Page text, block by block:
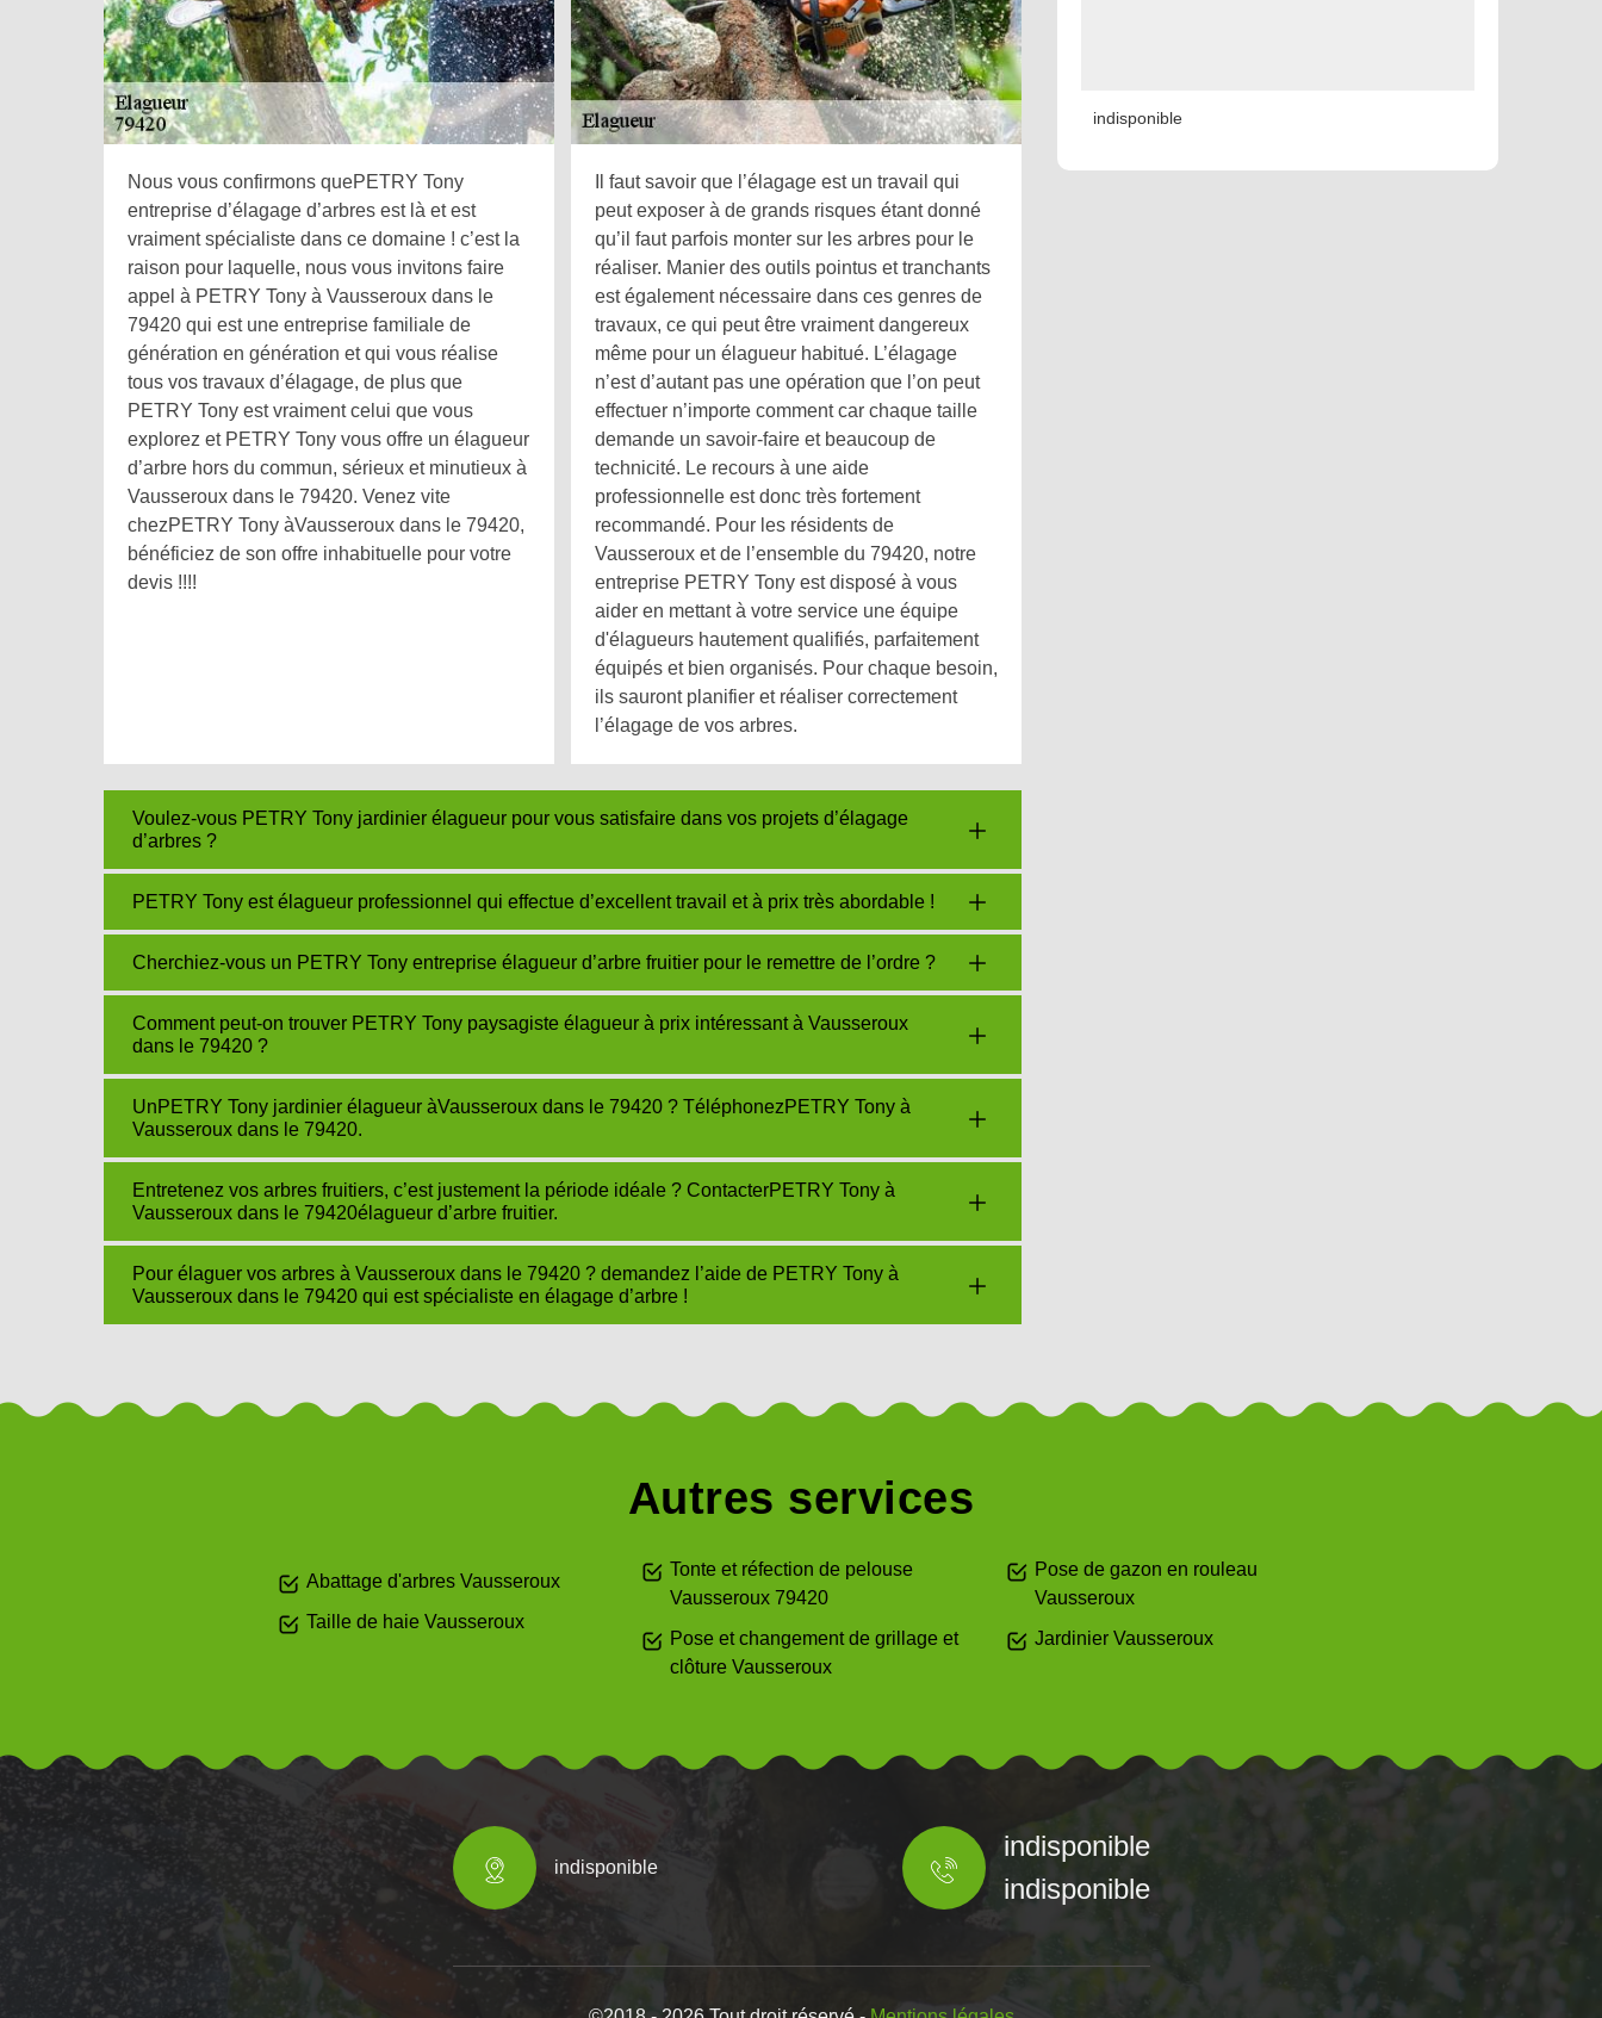
Nous vous confirmons quePETRY Tony
entreprise d’élagage d’arbres est là et est
vraiment spécialiste dans ce domaine ! c’est la
raison pour laquelle, nous vous invitons faire
appel à PETRY Tony à Vausseroux dans le
79420 qui est une entreprise familiale de
génération en génération et qui vous réalise
tous vos travaux d’élagage, de plus que
PETRY Tony est vraiment celui que vous
explorez et PETRY Tony vous offre un élagueur
d’arbre hors du commun, sérieux et minutieux à
Vausseroux dans le 79420. Venez vite
chezPETRY Tony àVausseroux dans le 79420,
bénéficiez de son offre inhabituelle pour votre
devis !!!!
Il faut savoir que l’élagage est un travail qui
peut exposer à de grands risques étant donné
qu’il faut parfois monter sur les arbres pour le
réaliser. Manier des outils pointus et tranchants
est également nécessaire dans ces genres de
travaux, ce qui peut être vraiment dangereux
même pour un élagueur habitué. L’élagage
n’est d’autant pas une opération que l’on peut
effectuer n’importe comment car chaque taille
demande un savoir-faire et beaucoup de
technicité. Le recours à une aide
professionnelle est donc très fortement
recommandé. Pour les résidents de
Vausseroux et de l’ensemble du 79420, notre
entreprise PETRY Tony est disposé à vous
aider en mettant à votre service une équipe
d'élagueurs hautement qualifiés, parfaitement
équipés et bien organisés. Pour chaque besoin,
ils sauront planifier et réaliser correctement
l’élagage de vos arbres.
Voulez-vous PETRY Tony jardinier élagueur pour vous satisfaire dans vos projets d’élagage
d’arbres ?
PETRY Tony est élagueur professionnel qui effectue d’excellent travail et à prix très abordable !
Cherchiez-vous un PETRY Tony entreprise élagueur d’arbre fruitier pour le remettre de l’ordre ?
Comment peut-on trouver PETRY Tony paysagiste élagueur à prix intéressant à Vausseroux
dans le 79420 ?
UnPETRY Tony jardinier élagueur àVausseroux dans le 79420 ? TéléphonezPETRY Tony à
Vausseroux dans le 79420.
Entretenez vos arbres fruitiers, c’est justement la période idéale ? ContacterPETRY Tony à
Vausseroux dans le 79420élagueur d’arbre fruitier.
Pour élaguer vos arbres à Vausseroux dans le 79420 ? demandez l’aide de PETRY Tony à
Vausseroux dans le 79420 qui est spécialiste en élagage d’arbre !
indisponible
Autres services
Abattage d'arbres Vausseroux
Taille de haie Vausseroux
Tonte et réfection de pelouse
Vausseroux 79420
Pose et changement de grillage et
clôture Vausseroux
Pose de gazon en rouleau
Vausseroux
Jardinier Vausseroux
indisponible
indisponible
indisponible